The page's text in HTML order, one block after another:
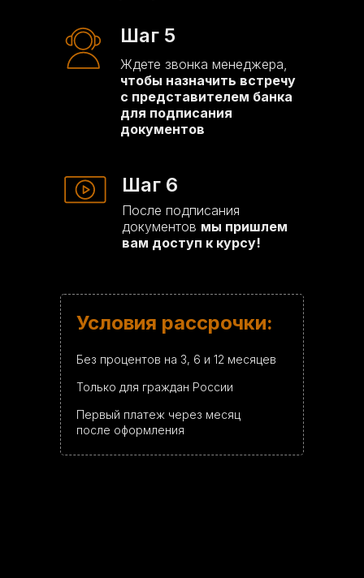
Условия рассрочки:
Без процентов на 3, 6 и 12 месяцев
Только для граждан России
Первый платеж через месяц
после оформления
Шаг 6
После подписания
документов мы пришлем
вам доступ к курсу!
Шаг 5
Ждете звонка менеджера,
чтобы назначить встречу
с представителем банка
для подписания
документов